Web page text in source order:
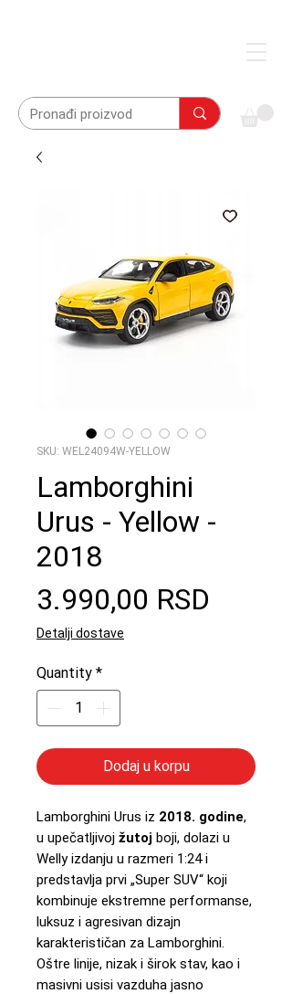
SKU: WEL24094W-YELLOW
Lamborghini
Urus - Yellow -
2018
3.990,00 RSD
Detalji dostave
Quantity *
Dodaj u korpu
Lamborghini Urus iz 2018. godine,
u upečatljivoj žutoj boji, dolazi u
Welly izdanju u razmeri 1:24 i
predstavlja prvi „Super SUV“ koji
kombinuje ekstremne performanse,
luksuz i agresivan dizajn
karakterističan za Lamborghini.
Oštre linije, nizak i širok stav, kao i
masivni usisi vazduha jasno